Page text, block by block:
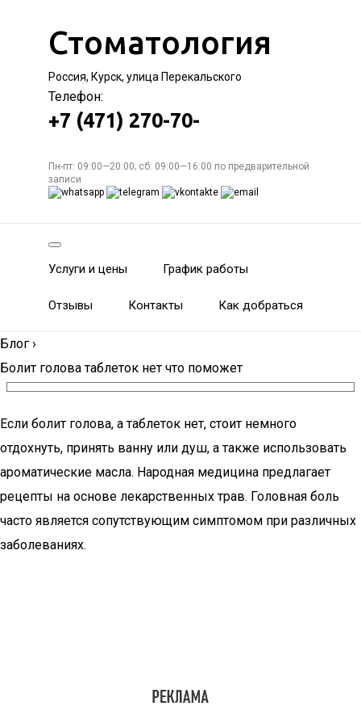
Стоматология
Россия, Курск, улица Перекальского
Телефон:
+7 (471) 270-70-
Пн-пт: 09:00—20:00; сб: 09:00—16:00 по предварительной
записи
Услуги и цены График работы
Отзывы Контакты Как добраться
Блог ›
Болит голова таблеток нет что поможет
Если болит голова, а таблеток нет, стоит немного
отдохнуть, принять ванну или душ, а также использовать
ароматические масла. Народная медицина предлагает
рецепты на основе лекарственных трав. Головная боль
часто является сопутствующим симптомом при различных
заболеваниях.